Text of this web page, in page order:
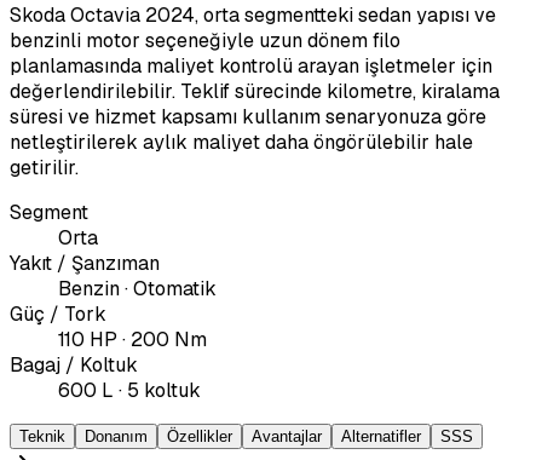
Skoda Octavia 2024, orta segmentteki sedan yapısı ve
benzinli motor seçeneğiyle uzun dönem filo
planlamasında maliyet kontrolü arayan işletmeler için
değerlendirilebilir. Teklif sürecinde kilometre, kiralama
süresi ve hizmet kapsamı kullanım senaryonuza göre
netleştirilerek aylık maliyet daha öngörülebilir hale
getirilir.
Segment
Orta
Yakıt / Şanzıman
Benzin · Otomatik
Güç / Tork
110 HP · 200 Nm
Bagaj / Koltuk
600 L · 5 koltuk
Teknik Donanım Özellikler Avantajlar Alternatifler SSS